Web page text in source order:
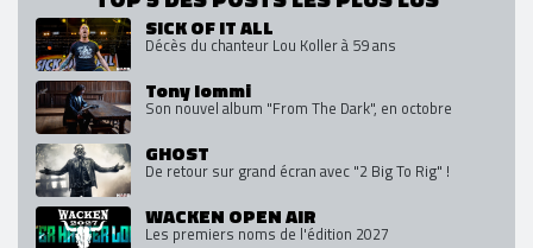
SICK OF IT ALL
Décès du chanteur Lou Koller à 59 ans
Tony Iommi
Son nouvel album "From The Dark", en octobre
GHOST
De retour sur grand écran avec "2 Big To Rig" !
WACKEN OPEN AIR
Les premiers noms de l'édition 2027